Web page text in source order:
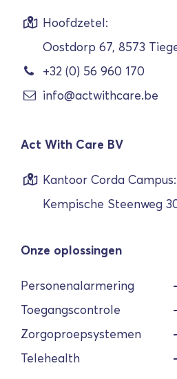
Hoofdzetel:
Oostdorp 67, 8573
+32 (0) 56 960 170
info@actwithcare.be
Act With Care BV
Kantoor Corda Campus:
Kempische Steenweg
Onze oplossingen
Personenalarmering
Toegangscontrole
Zorgoproepsystemen
Telehealth